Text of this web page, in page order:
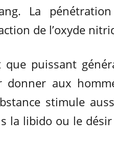
La
de l’oxyde
que puissant
donner aux
stimule
la libido ou le